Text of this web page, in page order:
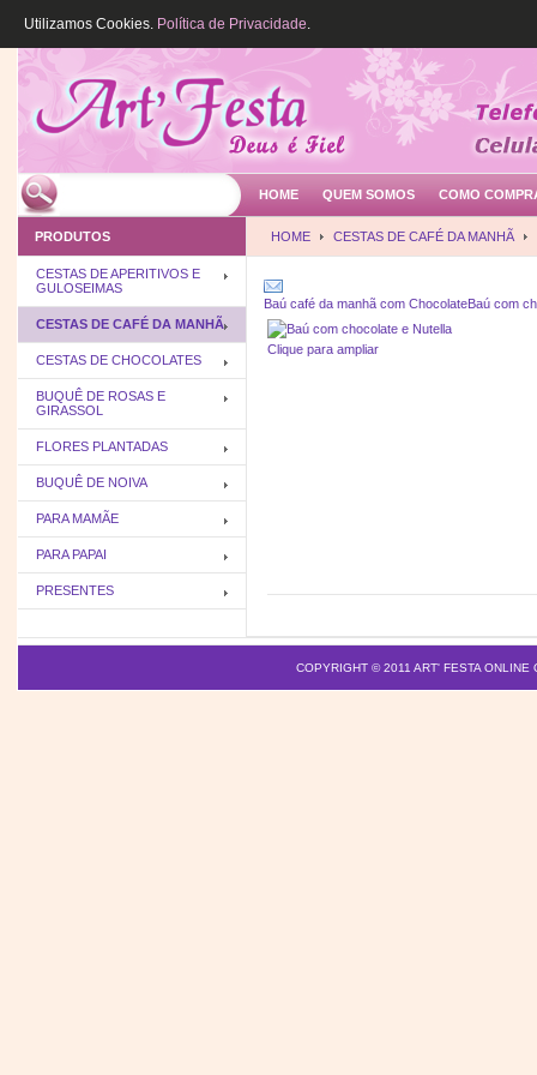
HOME QUEM SOMOS COMO
HOME CESTAS DE CAFÉ DA MANHÃ
Baú café da manhã com ChocolateBaú com
Clique para ampliar
PRODUTOS
CESTAS DE APERITIVOS E
GULOSEIMAS
CESTAS DE CAFÉ DA MANHÃ
CESTAS DE CHOCOLATES
BUQUÊ DE ROSAS E
GIRASSOL
FLORES PLANTADAS
BUQUÊ DE NOIVA
PARA MAMÃE
PARA PAPAI
PRESENTES
COPYRIGHT © 2011 ART' FESTA ONLINE
Utilizamos Cookies. Política de Privacidade.